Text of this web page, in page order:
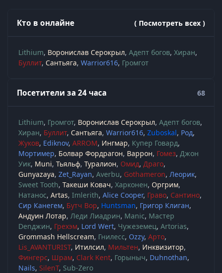
Кто в онлайне ( Посмотреть всех )
Lithium Воронислав Серокрыл Адепт богов Хиран
Буллит Сантьяга Warrior616 Громгот
Посетители за 24 часа 68
Lithium Громгот Воронислав Серокрыл Адепт богов
Хиран Буллит Сантьяга Warrior616 Zuboskal Род
Жуков Ediknov ARROM Ингмар Купер Говард
Мортимер Болвар Фордрагон Варрон Гомез Джон
Уик Muni Тьяльф Туралион Омид Драго
Gunyazaya Zet_Rayan Averbu Gothameron Леорик
Sweet Tooth Такеши Ковач Харконен Оргрим
Натанос Artas Imlerith Alice Cooper Граво Сантино
Сир Канегем Бутч Вор Huntsman Григор Клиган
Андуин Лотар Леди Лиадрин Manic Мастер
Denджин Грехэм Lord Wert Чужеземец Artorias
Grommash Hellscream Гнилесс Ozzy Арто
Lis_AVANTURIST Итилсил Мильтен Инквизитор
Фингерс Шрам Clark Kent Горыныч Duhnothan
Nails SilenT Sub-Zero